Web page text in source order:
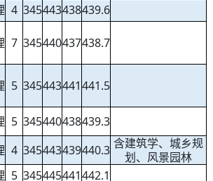
4 345443438439.6
7 345440437438.7
5 345443441441.5
5 345440438439.3
4 345443439440.3 含建筑学、城乡规
划、风景园林
5 345445441442.1